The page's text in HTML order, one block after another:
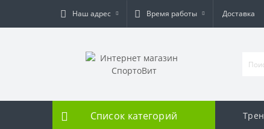
Наш адрес Время работы Доставка
Список категорий